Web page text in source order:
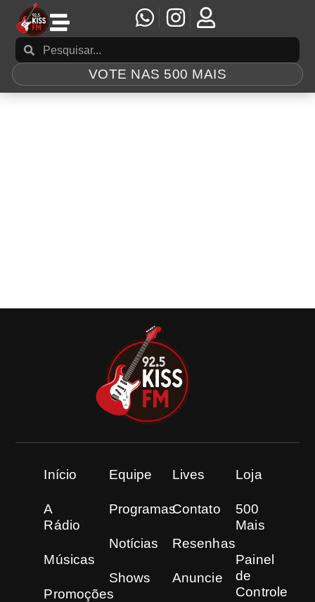
VOTE NAS 500 MAIS
Início
A
Rádio
Músicas
Promoções
Equipe
Programas
Notícias
Shows
Lives
Contato
Resenhas
Anuncie
Loja
500
Mais
Painel
de
Controle